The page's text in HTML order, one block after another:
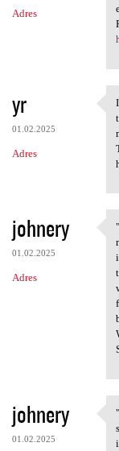
Adres
yr
01.02.2025
Adres
If
johnery
01.02.2025
Adres
johnery
01.02.2025